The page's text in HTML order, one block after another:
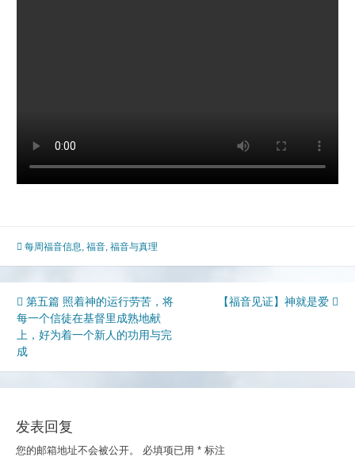
每周福音信息, 福音, 福音与真理
文
章
导
航
第五篇 照着神的运行劳苦，将
每一个信徒在基督里成熟地献
上，好为着一个新人的功用与完
成
【福音见证】神就是爱
发表回复
您的邮箱地址不会被公开。 必填项已用 *标注